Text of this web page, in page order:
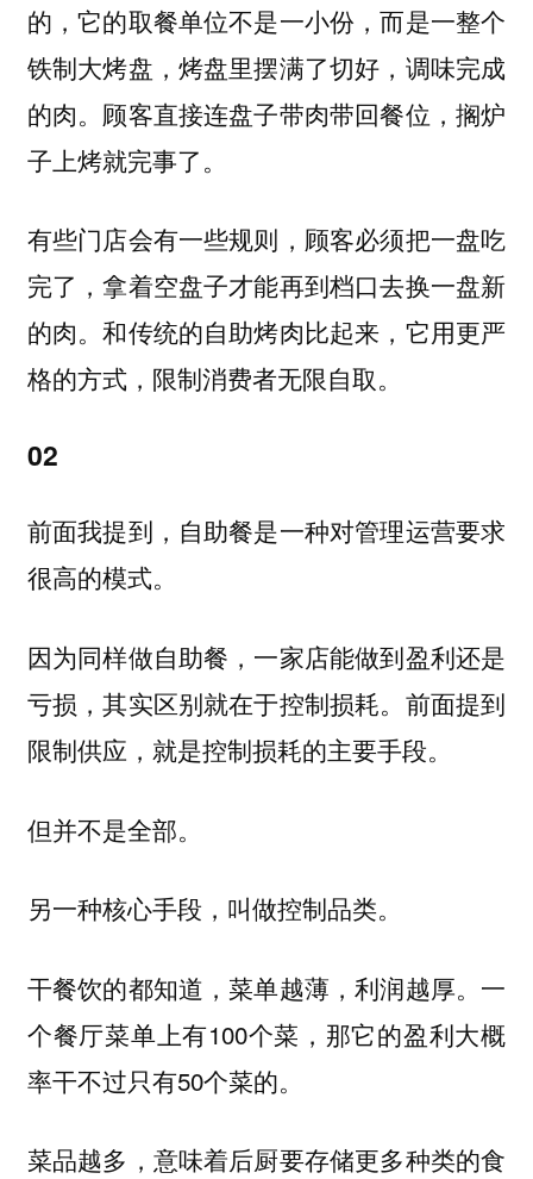
的，它的取餐单位不是一小份，而是一整个
铁制大烤盘，烤盘里摆满了切好，调味完成
的肉。顾客直接连盘子带肉带回餐位，搁炉
子上烤就完事了。
有些门店会有一些规则，顾客必须把一盘吃
完了，拿着空盘子才能再到档口去换一盘新
的肉。和传统的自助烤肉比起来，它用更严
格的方式，限制消费者无限自取。
02
前面我提到，自助餐是一种对管理运营要求
很高的模式。
因为同样做自助餐，一家店能做到盈利还是
亏损，其实区别就在于控制损耗。前面提到
限制供应，就是控制损耗的主要手段。
但并不是全部。
另一种核心手段，叫做控制品类。
干餐饮的都知道，菜单越薄，利润越厚。一
个餐厅菜单上有100个菜，那它的盈利大概
率干不过只有50个菜的。
菜品越多，意味着后厨要存储更多种类的食